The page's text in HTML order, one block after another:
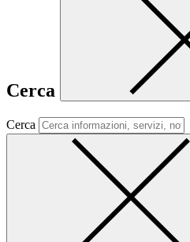
Cerca
Cerca